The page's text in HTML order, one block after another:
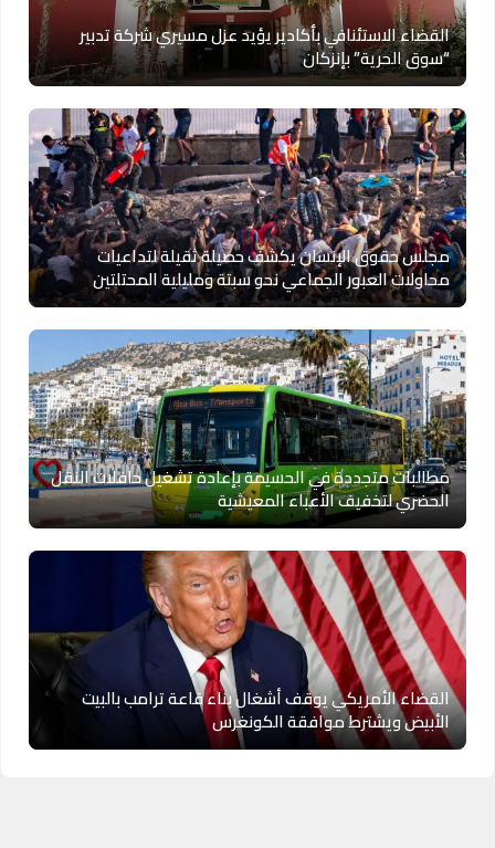
القضاء الاستئنافي بأكادير يؤيد عزل مسيري شركة تدبير
“سوق الحرية” بإنزكان
مجلس حقوق الإنسان يكشف حصيلة ثقيلة لتداعيات
محاولات العبور الجماعي نحو سبتة ومليلية المحتلتين
مطالبات متجددة في الحسيمة بإعادة تشغيل حافلات النقل
الحضري لتخفيف الأعباء المعيشية
القضاء الأمريكي يوقف أشغال بناء قاعة ترامب بالبيت
الأبيض ويشترط موافقة الكونغرس